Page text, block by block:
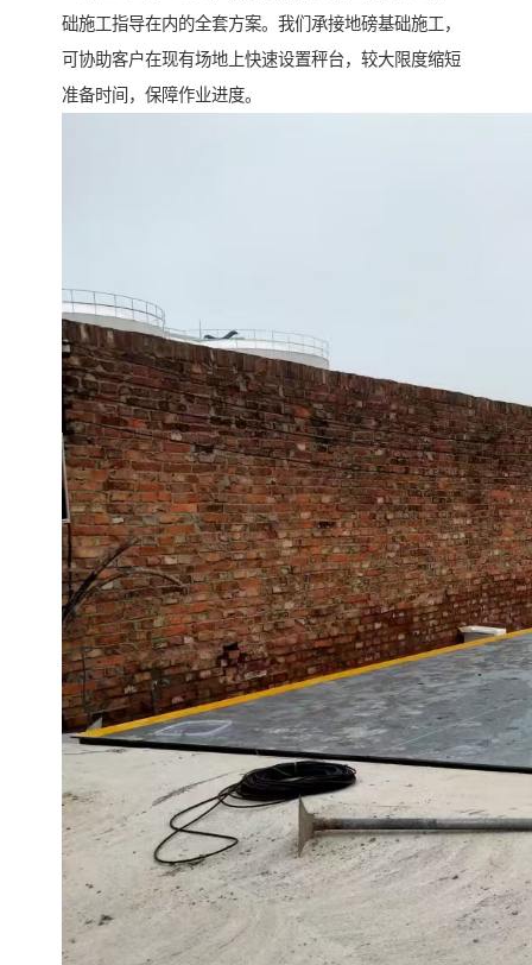
础施工指导在内的全套方案。我们承接地磅基础施工，
可协助客户在现有场地上快速设置秤台，较大限度缩短
准备时间，保障作业进度。